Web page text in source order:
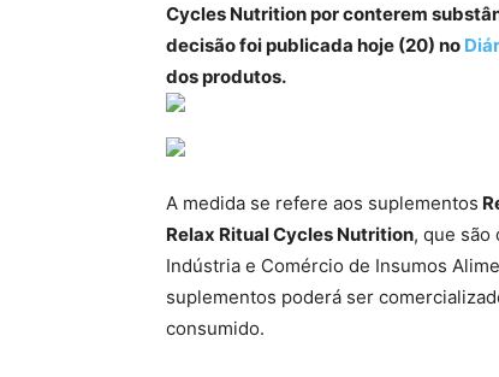
Cycles Nutrition por conterem
decisão foi publicada hoje (20) no
dos produtos.
A medida se refere aos suplementos
Relax Ritual Cycles Nutrition, que são
Indústria e Comércio de Insumos
suplementos poderá ser
consumido.